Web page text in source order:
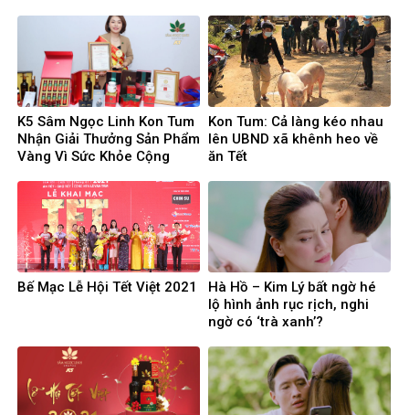
K5 Sâm Ngọc Linh Kon Tum
Nhận Giải Thưởng Sản Phẩm
Vàng Vì Sức Khỏe Cộng
Kon Tum: Cả làng kéo nhau
lên UBND xã khênh heo về
ăn Tết
Bế Mạc Lễ Hội Tết Việt 2021
Hà Hồ – Kim Lý bất ngờ hé
lộ hình ảnh rục rịch, nghi
ngờ có ‘trà xanh’?